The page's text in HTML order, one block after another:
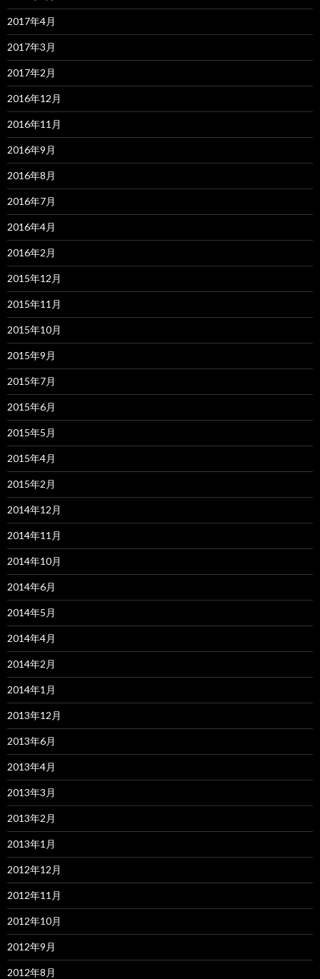
2017年4月
2017年3月
2017年2月
2016年12月
2016年11月
2016年9月
2016年8月
2016年7月
2016年4月
2016年2月
2015年12月
2015年11月
2015年10月
2015年9月
2015年7月
2015年6月
2015年5月
2015年4月
2015年2月
2014年12月
2014年11月
2014年10月
2014年6月
2014年5月
2014年4月
2014年2月
2014年1月
2013年12月
2013年6月
2013年4月
2013年3月
2013年2月
2013年1月
2012年12月
2012年11月
2012年10月
2012年9月
2012年8月